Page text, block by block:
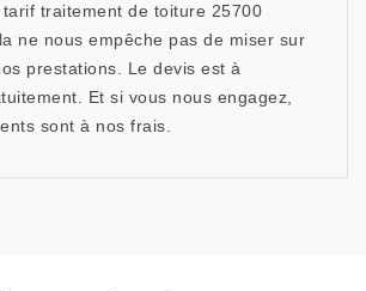
traitement de toiture 25700
ne nous empêche pas de miser sur
prestations. Le devis est à
Et si vous nous engagez,
sont à nos frais.